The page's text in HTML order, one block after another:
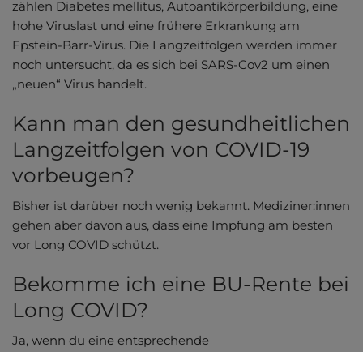
zählen Diabetes mellitus, Autoantikörperbildung, eine
hohe Viruslast und eine frühere Erkrankung am
Epstein-Barr-Virus. Die Langzeitfolgen werden immer
noch untersucht, da es sich bei SARS-Cov2 um einen
„neuen“ Virus handelt.
Kann man den gesundheitlichen
Langzeitfolgen von COVID-19
vorbeugen?
Bisher ist darüber noch wenig bekannt. Mediziner:innen
gehen aber davon aus, dass eine Impfung am besten
vor Long COVID schützt.
Bekomme ich eine BU-Rente bei
Long COVID?
Ja, wenn du eine entsprechende